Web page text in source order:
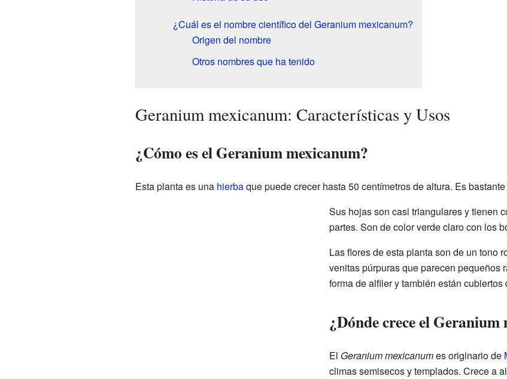
¿Cuál es el nombre científico del Geranium mexicanum?
Origen del nombre
Otros nombres que ha tenido
Geranium mexicanum: Características y Usos
¿Cómo es el Geranium mexicanum?
Esta planta es una hierbaque puede crecer hasta 50 centímetros de altura. Es
Sus hojas son casi triangulares y tienen
partes. Son de color verde claro con los
Las flores de esta planta son de un tono
venitas púrpuras que parecen pequeños
forma de alfiler y también están cubiertos
¿Dónde crece el Geranium
El Geranium mexicanumes originario de
climas semisecos y templados. Crece a